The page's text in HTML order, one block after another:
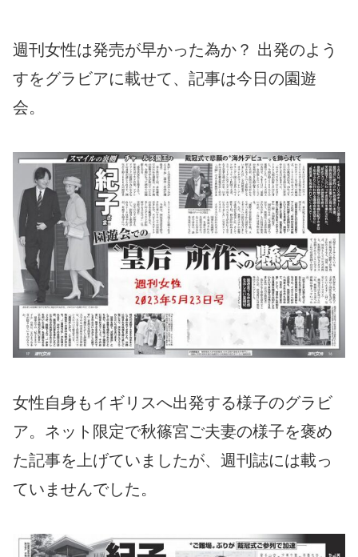
週刊女性は発売が早かった為か？ 出発のよう
すをグラビアに載せて、記事は今日の園遊
会。
女性自身もイギリスへ出発する様子のグラビ
ア。ネット限定で秋篠宮ご夫妻の様子を褒め
た記事を上げていましたが、週刊誌には載っ
ていませんでした。